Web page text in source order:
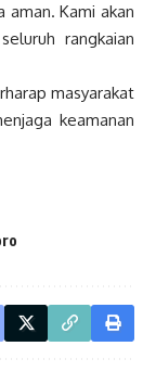
aman. Kami akan
rangkaian
masyarakat
keamanan